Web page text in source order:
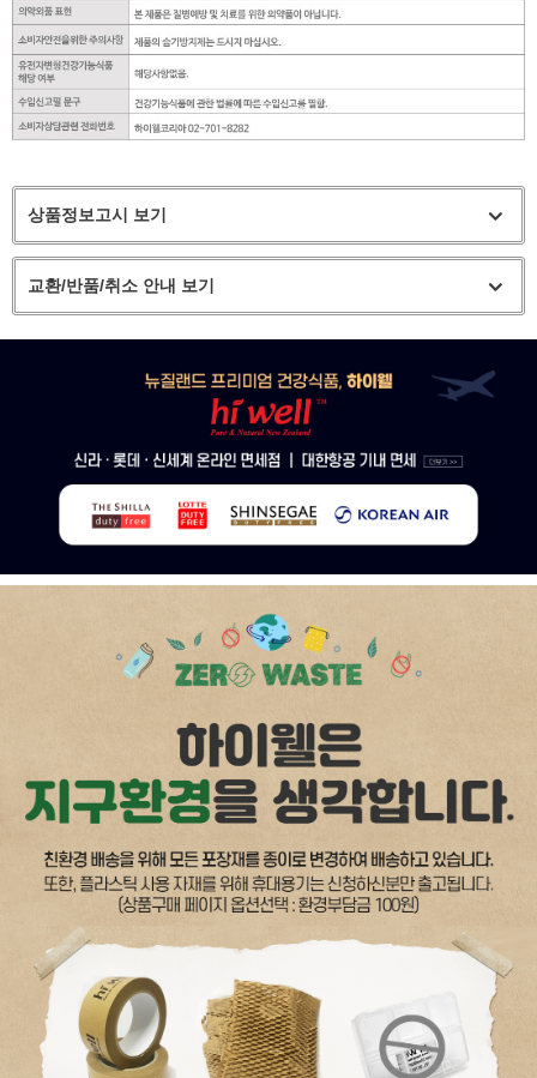
상품정보고시 보기
교환/반품/취소 안내 보기